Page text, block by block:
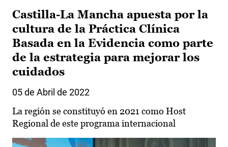
Castilla-La Mancha apuesta por la
cultura de la Práctica Clínica
Basada en la Evidencia como parte
de la estrategia para mejorar los
cuidados
05 de Abril de 2022
La región se constituyó en 2021 como Host
Regional de este programa internacional